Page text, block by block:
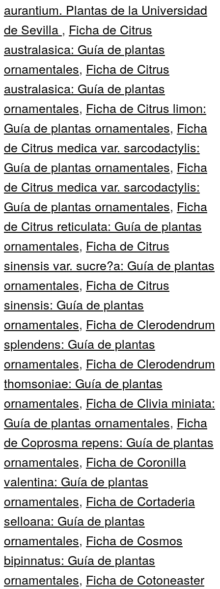
aurantium. Plantas de la Universidad
de Sevilla , Ficha de Citrus
australasica: Guía de plantas
ornamentales, Ficha de Citrus
australasica: Guía de plantas
ornamentales, Ficha de Citrus limon:
Guía de plantas ornamentales, Ficha
de Citrus medica var. sarcodactylis:
Guía de plantas ornamentales, Ficha
de Citrus medica var. sarcodactylis:
Guía de plantas ornamentales, Ficha
de Citrus reticulata: Guía de plantas
ornamentales, Ficha de Citrus
sinensis var. sucre?a: Guía de plantas
ornamentales, Ficha de Citrus
sinensis: Guía de plantas
ornamentales, Ficha de Clerodendrum
splendens: Guía de plantas
ornamentales, Ficha de Clerodendrum
thomsoniae: Guía de plantas
ornamentales, Ficha de Clivia miniata:
Guía de plantas ornamentales, Ficha
de Coprosma repens: Guía de plantas
ornamentales, Ficha de Coronilla
valentina: Guía de plantas
ornamentales, Ficha de Cortaderia
selloana: Guía de plantas
ornamentales, Ficha de Cosmos
bipinnatus: Guía de plantas
ornamentales, Ficha de Cotoneaster